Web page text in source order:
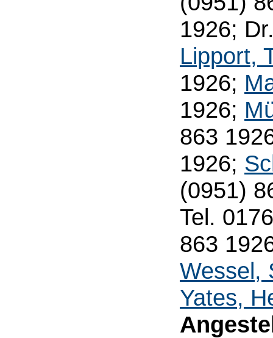
1926;
Lipport,
1926;
1926;
863
1926;
(0951)
Tel.
863
Wessel,
Yates,